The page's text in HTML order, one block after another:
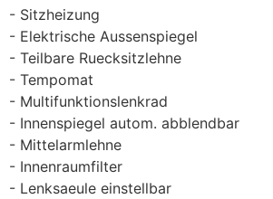
Sitzheizung
Elektrische Aussenspiegel
Teilbare Ruecksitzlehne
Tempomat
Multifunktionslenkrad
Innenspiegel autom. abblendbar
Mittelarmlehne
Innenraumfilter
Lenksaeule einstellbar